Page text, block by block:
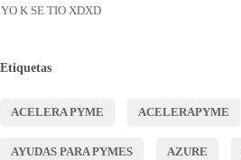
YO K SE TIO XDXD
Etiquetas
ACELERA PYME ACELERAPYME
AYUDAS PARA PYMES AZURE